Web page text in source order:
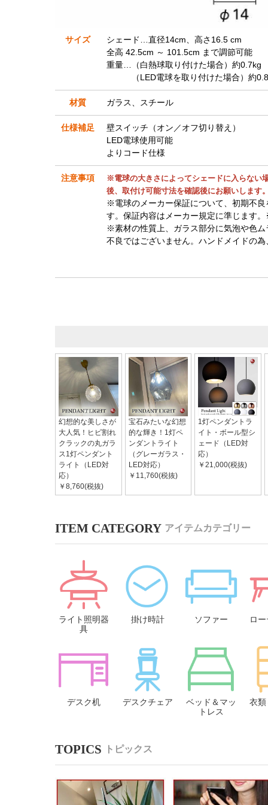
サイズ
シェード…直径14cm、高さ16.5 cm
全高 42.5cm ～ 101.5cm まで調節可能
重量…（白熱球取り付けた場合）約0.7kg
（LED電球を取り付けた場合）約
材質 ガラス、スチール
仕様補足
壁スイッチ（オン／オフ切り替え）
LED電球使用可能
よりコード仕様
注意事項
※電球の大きさによってシェードに入らない
後、取付け可能寸法を確認後にお願いします
※電球のメーカー保証について、初期不
す。保証内容はメーカー規定に準じます
※素材の性質上、ガラス部分に気泡や色
不良ではございません。ハンドメイドの
幻想的な美しさが
大人気！ヒビ割れ
クラックの丸ガラ
ス1灯ペンダント
ライト（LED対
応）
￥8,760(税抜)
宝石みたいな幻想
的な輝き！1灯ペ
ンダントライト
（グレーガラス・
LED対応）
￥11,760(税抜)
1灯ペンダントラ
イト・ボール型シ
ェード（LED対
応）
￥21,000(税抜)
アイテムカテゴリー
ライト照明器
具
掛け時計 ソファー ロ
デスク机 デスクチェア
ベッド＆マッ
トレス
衣
トピックス